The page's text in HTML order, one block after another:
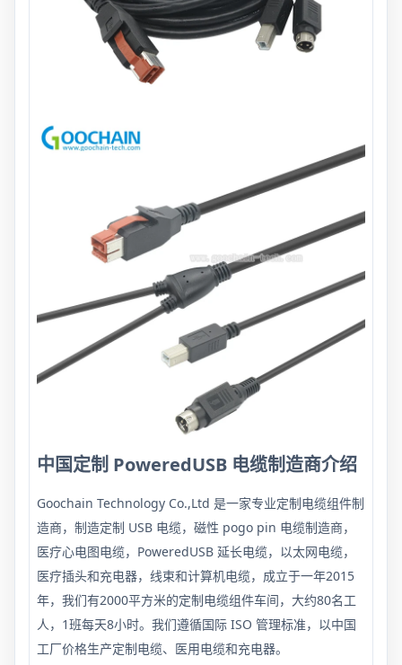
中国定制 PoweredUSB 电缆制造商介绍
Goochain Technology Co.,Ltd 是一家专业定制电缆组件制
造商，制造定制 USB 电缆，磁性 pogo pin 电缆制造商，
医疗心电图电缆，PoweredUSB 延长电缆，以太网电缆，
医疗插头和充电器，线束和计算机电缆，成立于一年2015
年，我们有2000平方米的定制电缆组件车间，大约80名工
人，1班每天8小时。我们遵循国际 ISO 管理标准，以中国
工厂价格生产定制电缆、医用电缆和充电器。